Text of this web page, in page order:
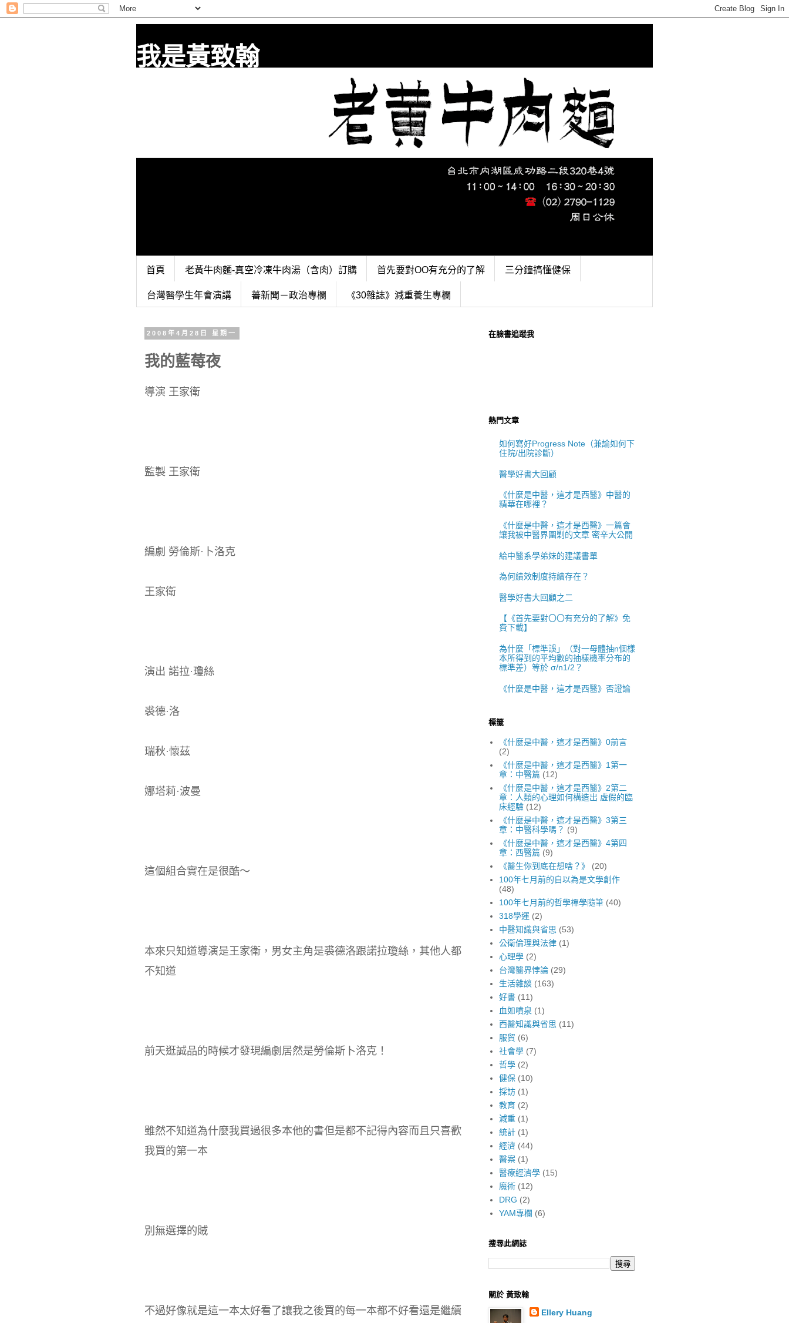
我是黃致翰
首頁 老黃牛肉麵-真空冷凍牛肉湯（含肉）訂購 首先要對OO有充分的了解 三分鐘搞懂健保
台灣醫學生年會演講 蕃新聞－政治專欄 《30雜誌》減重養生專欄
2008年4月28日 星期一
我的藍莓夜
導演 王家衛
監製 王家衛
編劇 勞倫斯·卜洛克
王家衛
演出 諾拉·瓊絲
裘德·洛
瑞秋·懷茲
娜塔莉·波曼
這個組合實在是很酷～
本來只知道導演是王家衛，男女主角是裘德洛跟諾拉瓊絲，其他人都
不知道
前天逛誠品的時候才發現編劇居然是勞倫斯卜洛克！
雖然不知道為什麼我買過很多本他的書但是都不記得內容而且只喜歡
我買的第一本
別無選擇的賊
不過好像就是這一本太好看了讓我之後買的每一本都不好看還是繼續
在臉書追蹤我
熱門文章
如何寫好Progress Note（兼論如何下
住院/出院診斷）
醫學好書大回顧
《什麼是中醫，這才是西醫》中醫的
精華在哪裡？
《什麼是中醫，這才是西醫》一篇會
讓我被中醫界圍剿的文章 密辛大公開
給中醫系學弟妹的建議書單
為何績效制度持續存在？
醫學好書大回顧之二
【《首先要對〇〇有充分的了解》免
費下載】
為什麼「標準誤」（對一母體抽n個樣
本所得到的平均數的抽樣機率分布的
標準差）等於 σ/n1/2？
《什麼是中醫，這才是西醫》否證論
標籤
《什麼是中醫，這才是西醫》0前言
(2)
《什麼是中醫，這才是西醫》1第一
章：中醫篇 (12)
《什麼是中醫，這才是西醫》2第二
章：人類的心理如何構造出 虛假的臨
床經驗 (12)
《什麼是中醫，這才是西醫》3第三
章：中醫科學嗎？ (9)
《什麼是中醫，這才是西醫》4第四
章：西醫篇 (9)
《醫生你到底在想啥？》
(20)
100年七月前的自以為是文學創作
(48)
100年七月前的哲學禪學隨筆 (40)
318學運 (2)
中醫知識與省思 (53)
公衛倫理與法律 (1)
心理學 (2)
台灣醫界悖論 (29)
生活雜談 (163)
好書 (11)
血如噴泉 (1)
西醫知識與省思 (11)
服貿 (6)
社會學 (7)
哲學 (2)
健保 (10)
採訪 (1)
教育 (2)
減重 (1)
統計 (1)
經濟 (44)
醫案 (1)
醫療經濟學 (15)
魔術 (12)
DRG (2)
YAM專欄 (6)
搜尋此網誌
關於 黃致翰
Ellery Huang